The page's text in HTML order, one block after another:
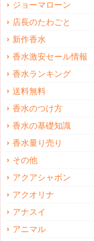
ジョーマローン
店長のたわごと
新作香水
香水激安セール情報
香水ランキング
送料無料
香水のつけ方
香水の基礎知識
香水量り売り
その他
アクアシャボン
アクオリナ
アナスイ
アニマル